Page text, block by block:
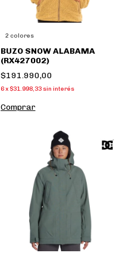
2 colores
BUZO SNOW ALABAMA
(RX427002)
$191.990,00
6 x $31.998,33 sin interés
Comprar